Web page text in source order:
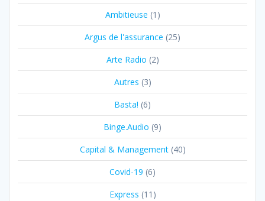
Ambitieuse (1)
Argus de l'assurance (25)
Arte Radio (2)
Autres (3)
Basta! (6)
Binge.Audio (9)
Capital & Management(40)
Covid-19 (6)
Express (11)